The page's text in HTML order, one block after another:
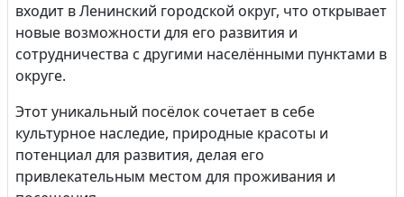
входит в Ленинский городской округ, что открывает
новые возможности для его развития и
сотрудничества с другими населёнными пунктами в
округе.
Этот уникальный посёлок сочетает в себе
культурное наследие, природные красоты и
потенциал для развития, делая его
привлекательным местом для проживания и